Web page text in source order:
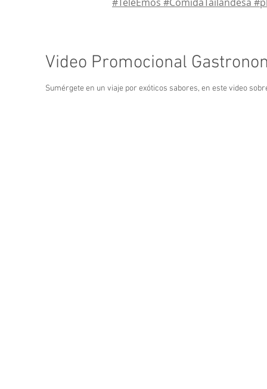
Video Promocional
Sumérgete en un viaje por exóticos sabores, en este video